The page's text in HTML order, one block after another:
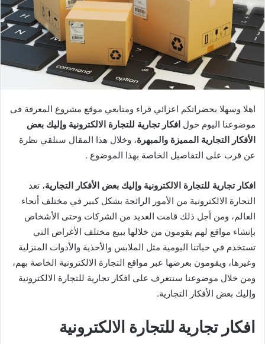
اهلا وسهلا بحضراتكم اعزائي قراء ومتابعي موقع مشروع المعرفة فى
موضوعنا اليوم حول افكار تجارية للتجارة الالكترونية وإليك بعض
الأفكار التجارية المميزة والمبهرة، وخلال هذا المقال سنلقي نظرة
عن قرب على التفاصيل الخاصة بهذا الموضوع .
افكار تجارية للتجارة الالكترونية وإليك بعض الأفكار التجارية، تعد
التجارة الالكترونية من الأمور الرائجة بشكل كبير في مختلف أنحاء
العالم، ومن أجل ذلك قامت العديد من الشركات وحتى الأشخاص
بإنشاء مواقع لهم يقومون من خلالها ببيع مختلف الأغراض التي
تستخدم في حياتنا اليومية مثل الملابس والأحذية والأدوات المنزلية
وغيرها، ويقومون بعرضها عبر مواقع التجارة الالكترونية الخاصة بهم،
ومن خلال موضوعنا سنتعرف على افكار تجارية للتجارة الالكترونية
وإليك بعض الأفكار التجارية.
افكار تجارية للتجارة الالكترونية